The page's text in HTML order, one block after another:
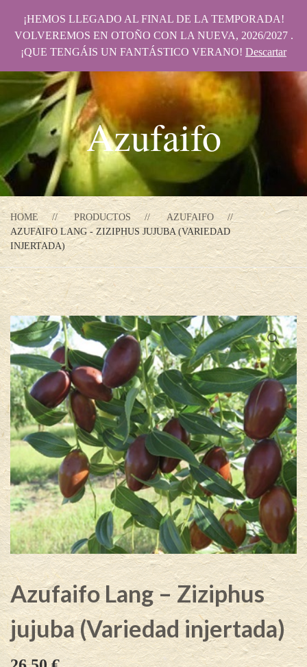
Azufaifo
HOME PRODUCTOS
AZUFAIFO
AZUFAIFO LANG - ZIZIPHUS JUJUBA (VARIEDAD
INJERTADA)
Azufaifo Lang – Ziziphus
jujuba (Variedad injertada)
¡HEMOS LLEGADO AL FINAL DE LA TEMPORADA!
VOLVEREMOS EN OTOÑO CON LA NUEVA, 2026/2027 .
¡QUE TENGÁIS UN FANTÁSTICO VERANO! Descartar